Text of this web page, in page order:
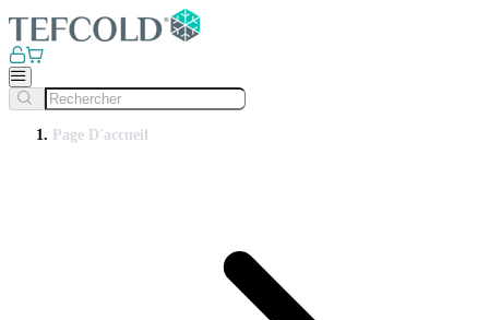
Page D'accueil